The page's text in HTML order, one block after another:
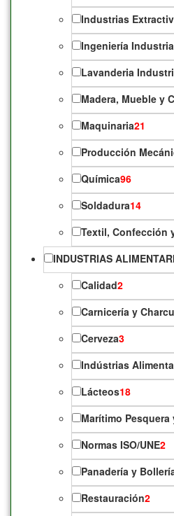
Industrias
Ingeniería
Lavanderia
Madera, Mueble y
Maquinaria21
Producción
Química96
Soldadura14
Textil, Confección
INDUSTRIAS
Calidad2
Carnicería y
Cerveza3
Indústrias
Lácteos18
Marítimo
Normas ISO/UNE2
Panadería y
Restauración2